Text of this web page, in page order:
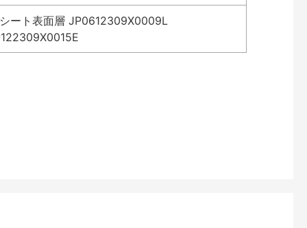
ート表面層 JP0612309X0009L